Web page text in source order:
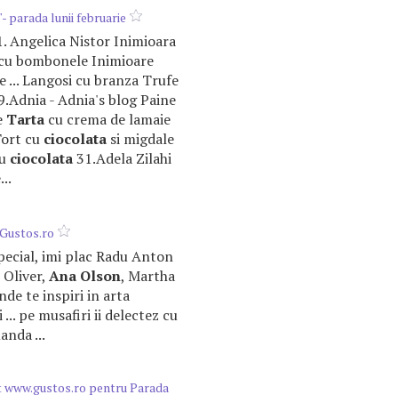
parada lunii februarie
Angelica Nistor Inimioara
bombonele Inimioare
... Langosi cu branza Trufe
- Adnia's blog Paine
Tarta cu crema de lamaie
cu ciocolata si migdale
ciocolata31.Adela Zilahi
imi plac Radu Anton
Oliver, Ana Olson, Martha
te inspiri in arta
pe musafiri ii delectez cu
...
pentru Parada